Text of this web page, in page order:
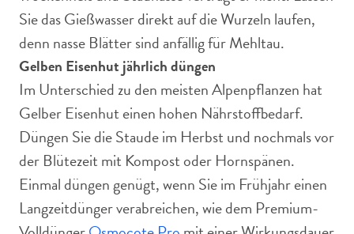
Sie das Gießwasser direkt auf die Wurzeln laufen,
denn nasse Blätter sind anfällig für Mehltau.
Gelben Eisenhut jährlich düngen
Im Unterschied zu den meisten Alpenpflanzen hat
Gelber Eisenhut einen hohen Nährstoffbedarf.
Düngen Sie die Staude im Herbst und nochmals vor
der Blütezeit mit Kompost oder Hornspänen.
Einmal düngen genügt, wenn Sie im Frühjahr einen
Langzeitdünger verabreichen, wie dem Premium-